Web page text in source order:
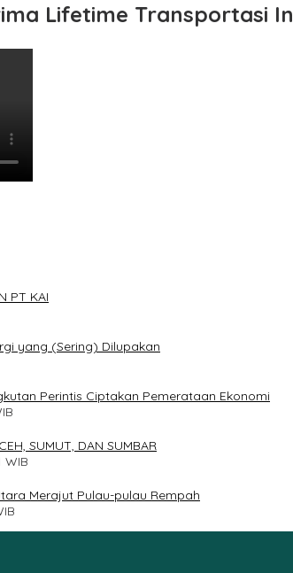
Lifetime Transportasi
PT KAI
yang (Sering) Dilupakan
Perintis Ciptakan Pemerataan Ekonomi
SUMUT, DAN SUMBAR
WIB
Merajut Pulau-pulau Rempah